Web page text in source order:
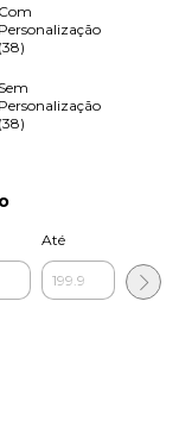
Com
Personalização
(38)
Sem
Personalização
(38)
Até